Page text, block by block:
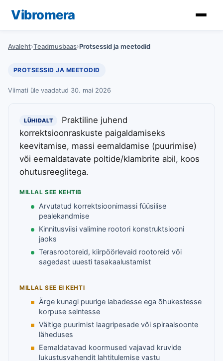
Vibromera
Avaleht›Teadmusbaas›Protsessid ja meetodid
PROTSESSID JA MEETODID
Viimati üle vaadatud 30. mai 2026
LÜHIDALT
Praktiline juhend
korrektsioonraskuste paigaldamiseks
keevitamise, massi eemaldamise (puurimise)
või eemaldatavate poltide/klambrite abil, koos
ohutusreeglitega.
MILLAL SEE KEHTIB
Arvutatud korrektsioonimassi füüsilise
pealekandmise
Kinnitusviisi valimine rootori konstruktsiooni
jaoks
Terasrootoreid, kiirpöörlevaid rootoreid või
sagedast uuesti tasakaalustamist
MILLAL SEE EI KEHTI
Ärge kunagi puurige labadesse ega õhukestesse
korpuse seintesse
Vältige puurimist laagripesade või spiraalsoonte
läheduses
Eemaldatavad koormused vajavad kruvide
lukustusvahendit lahtitulemise vastu